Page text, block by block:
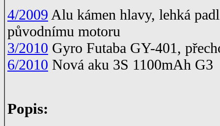
4/2009 Alu kámen hlavy, lehká
původnímu motoru
3/2010 Gyro Futaba GY-401,
6/2010 Nová aku 3S 1100mAh G3
Popis: